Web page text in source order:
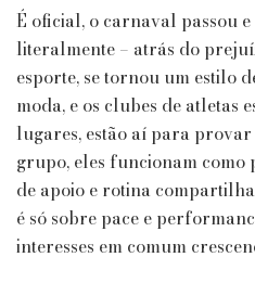
em
Brasília
É oficial, o carnaval passou
literalmente – atrás do
esporte, se tornou um estilo
moda, e os clubes de atletas
lugares, estão aí para provar
grupo, eles funcionam como
de apoio e rotina
é só sobre pace e
interesses em comum